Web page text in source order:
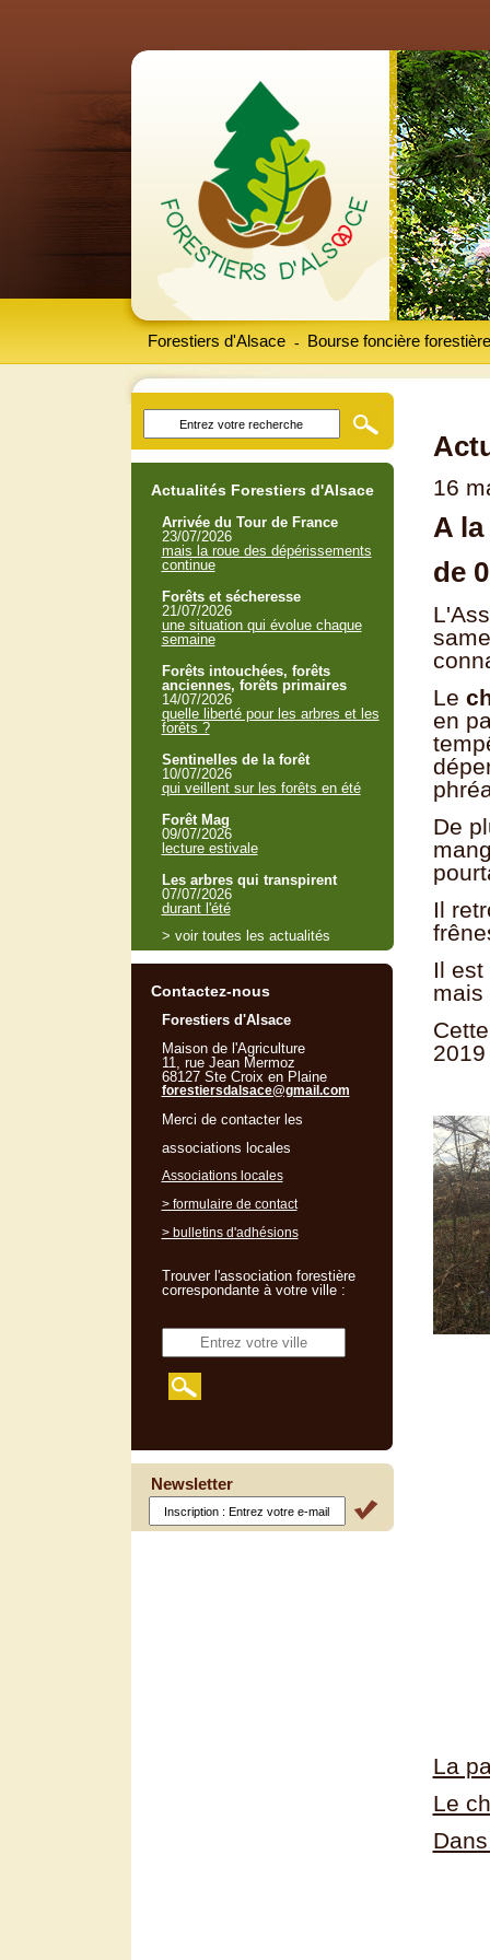
Forestiers d'Alsace Bourse foncière forestière
-
16
A
de
Le
en
De
Il
Il
mais
La
Le
Actualités Forestiers d'Alsace
Arrivée du Tour de France
23/07/2026
mais la roue des dépérissements
continue
Forêts et sécheresse
21/07/2026
une situation qui évolue chaque
semaine
Forêts intouchées, forêts
anciennes, forêts primaires
14/07/2026
quelle liberté pour les arbres et les
forêts ?
Sentinelles de la forêt
10/07/2026
qui veillent sur les forêts en été
Forêt Mag
09/07/2026
lecture estivale
Les arbres qui transpirent
07/07/2026
durant l'été
> voir toutes les actualités
Contactez-nous
Forestiers d'Alsace
Maison de l'Agriculture
11, rue Jean Mermoz
68127 Ste Croix en Plaine
forestiersdalsace@gmail.com
Merci de contacter les
associations locales
Associations locales
> formulaire de contact
> bulletins d'adhésions
Trouver l'association forestière
correspondante à votre ville :
Newsletter